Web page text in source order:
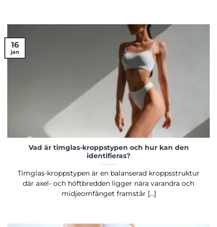
Vad är timglas-kroppstypen och hur kan den
identifieras?
Timglas-kroppstypen är en balanserad kroppsstruktur
där axel- och höftbredden ligger nära varandra och
midjeomfånget framstår [...]
16
jan